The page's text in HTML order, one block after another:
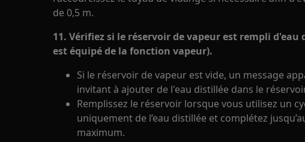
de 0,5 m.
11. Vérifiez si le réservoir de vapeur est rempli
est équipé de la fonction vapeur).
Si le réservoir de vapeur est vide, un message
invitant à ajouter de l'eau distillée dans le
Remplissez le réservoir lorsque vous utilisez un
uniquement de l’eau distillée et complétez
maximum.